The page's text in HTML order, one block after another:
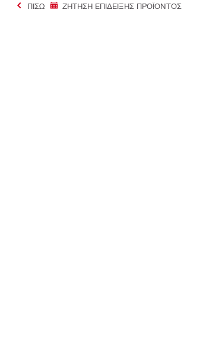
ΠΊΣΩ ΖΗΤΗΣΗ ΕΠΙΔΕΙΞΗΣ ΠΡΟΪΟΝΤΟΣ